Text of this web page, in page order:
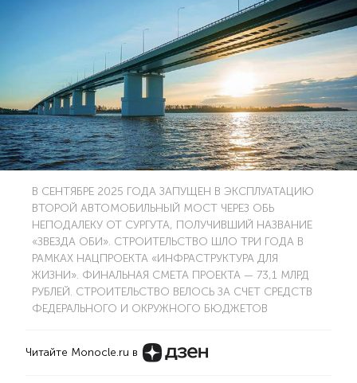
В СЕНТЯБРЕ 2025 ГОДА ЗАПУЩЕН В ЭКСПЛУАТАЦИЮ
ВТОРОЙ АВТОМОБИЛЬНЫЙ МОСТ ЧЕРЕЗ ОБЬ
НЕПОДАЛЕКУ ОТ СУРГУТА, ПОЛУЧИВШИЙ НАЗВАНИЕ
«ЗВЕЗДА ОБИ». СТРОИТЕЛЬСТВО ШЛО ТРИ ГОДА В
РАМКАХ НАЦПРОЕКТА «ИНФРАСТРУКТУРА ДЛЯ
ЖИЗНИ». ФИНАЛЬНАЯ СМЕТА ПРОЕКТА — 73,1 МЛРД
РУБЛЕЙ. СТРОИТЕЛЬСТВО ВЕЛОСЬ ЗА СЧЕТ СРЕДСТВ
ФЕДЕРАЛЬНОГО И ОКРУЖНОГО БЮДЖЕТОВ
Читайте Monocle.ru в